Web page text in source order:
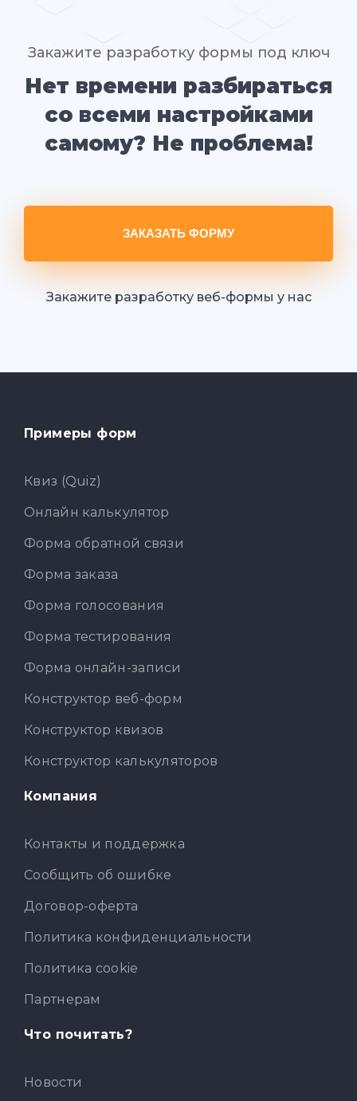
Закажите разработку формы под ключ
Нет времени разбираться
со всеми настройками
самому? Не проблема!
ЗАКАЗАТЬ ФОРМУ
Закажите разработку веб-формы у нас
Примеры форм
Квиз (Quiz)
Онлайн калькулятор
Форма обратной связи
Форма заказа
Форма голосования
Форма тестирования
Форма онлайн-записи
Конструктор веб-форм
Конструктор квизов
Конструктор калькуляторов
Компания
Контакты и поддержка
Сообщить об ошибке
Договор-оферта
Политика конфиденциальности
Политика cookie
Партнерам
Что почитать?
Новости